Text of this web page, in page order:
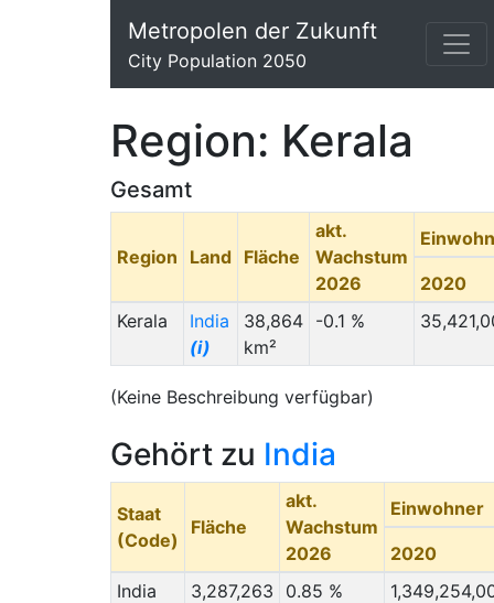
Metropolen der Zukunft
City Population 2050
Region: Kerala
Gesamt
Region Land Fläche
akt.
Wachstum
2026
2020
Kerala
India
(i)
38,864
km²
-0.1 %
(Keine Beschreibung verfügbar)
Gehört zu India
Staat
(Code)
Fläche
akt.
Wachstum
2026
Einwohner
2020
India
3,287,263
0.85 %